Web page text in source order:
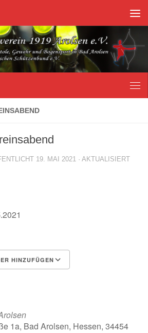
19. MAI 2021 · AKTUALISIERT
HINZUFÜGEN
1a, Bad Arolsen, Hessen, 34454